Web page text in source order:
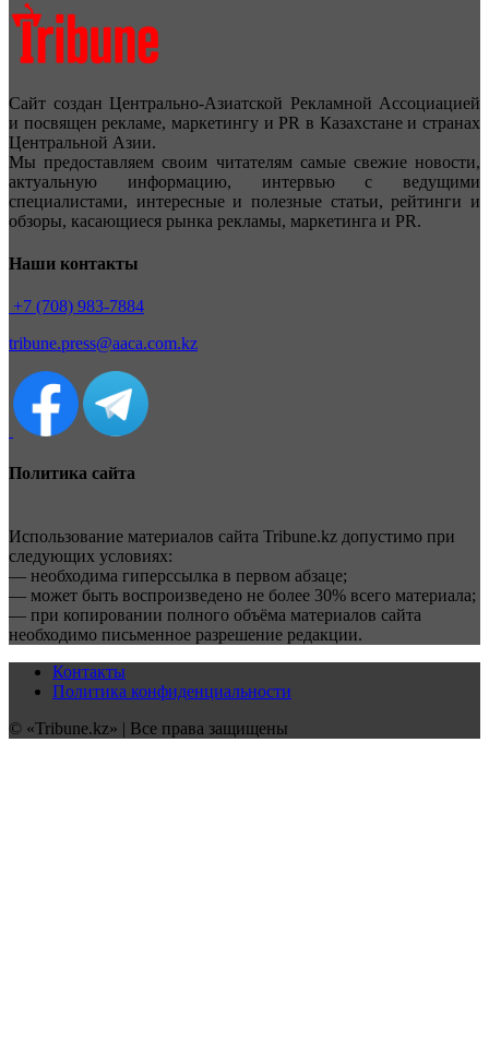
Сайт создан Центрально-Азиатской Рекламной Ассоциацией
и посвящен рекламе, маркетингу и PR в Казахстане и странах
Центральной Азии.
Мы предоставляем своим читателям самые свежие новости,
актуальную информацию, интервью с ведущими
специалистами, интересные и полезные статьи, рейтинги и
обзоры, касающиеся рынка рекламы, маркетинга и PR.
Наши контакты
+7 (708) 983-7884
tribune.press@aaca.com.kz
Политика сайта
Использование материалов сайта Tribune.kz допустимо при
следующих условиях:
— необходима гиперссылка в первом абзаце;
— может быть воспроизведено не более 30% всего материала;
— при копировании полного объёма материалов сайта
необходимо письменное разрешение редакции.
Контакты
Политика конфиденциальности
© «Tribune.kz» | Все права защищены